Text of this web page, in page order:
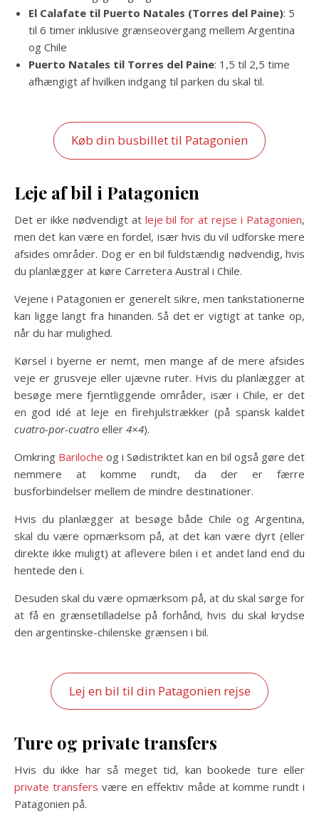
El Calafate til Puerto Natales (Torres del Paine): 5
til 6 timer inklusive grænseovergang mellem Argentina
og Chile
Puerto Natales til Torres del Paine: 1,5 til 2,5 time
afhængigt af hvilken indgang til parken du skal til.
Køb din busbillet til Patagonien
Leje af bil i Patagonien
Det er ikke nødvendigt at leje bil for at rejse i Patagonien,
men det kan være en fordel, især hvis du vil udforske mere
afsides områder. Dog er en bil fuldstændig nødvendig, hvis
du planlægger at køre Carretera Austral i Chile.
Vejene i Patagonien er generelt sikre, men tankstationerne
kan ligge langt fra hinanden. Så det er vigtigt at tanke op,
når du har mulighed.
Kørsel i byerne er nemt, men mange af de mere afsides
veje er grusveje eller ujævne ruter. Hvis du planlægger at
besøge mere fjerntliggende områder, især i Chile, er det
en god idé at leje en firehjulstrækker (på spansk kaldet
cuatro-por-cuatro eller 4×4).
Omkring Bariloche og i Sødistriktet kan en bil også gøre det
nemmere at komme rundt, da der er færre
busforbindelser mellem de mindre destinationer.
Hvis du planlægger at besøge både Chile og Argentina,
skal du være opmærksom på, at det kan være dyrt (eller
direkte ikke muligt) at aflevere bilen i et andet land end du
hentede den i.
Desuden skal du være opmærksom på, at du skal sørge for
at få en grænsetilladelse på forhånd, hvis du skal krydse
den argentinske-chilenske grænsen i bil.
Lej en bil til din Patagonien rejse
Ture og private transfers
Hvis du ikke har så meget tid, kan bookede ture eller
private transfers være en effektiv måde at komme rundt i
Patagonien på.